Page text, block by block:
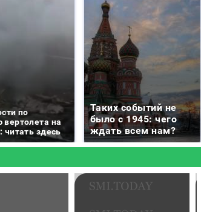
по
на
читать здесь
Таких событий не
было с 1945: чего
ждать всем нам?